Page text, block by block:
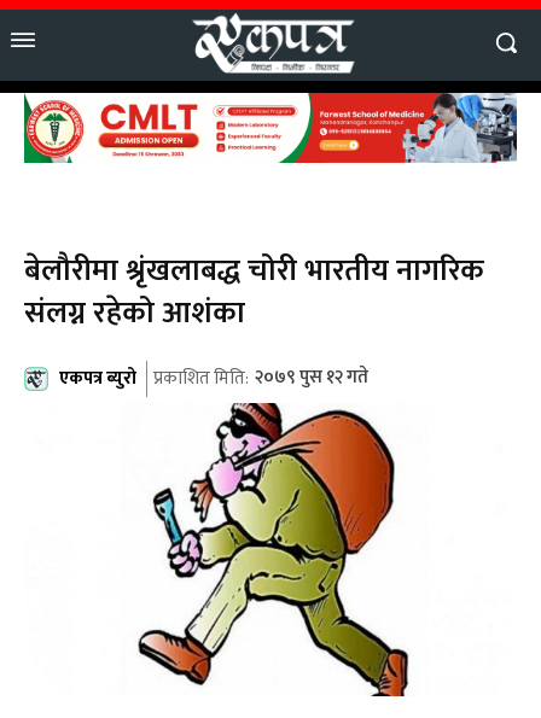
बेलौरीमा श्रृंखलाबद्ध चोरी भारतीय नागरिक
संलग्न रहेको आशंका
एकपत्र ब्युरो प्रकाशित मिति: २०७९ पुस १२ गते